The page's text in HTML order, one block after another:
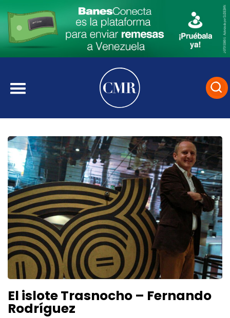
El islote Trasnocho – Fernando
Rodríguez